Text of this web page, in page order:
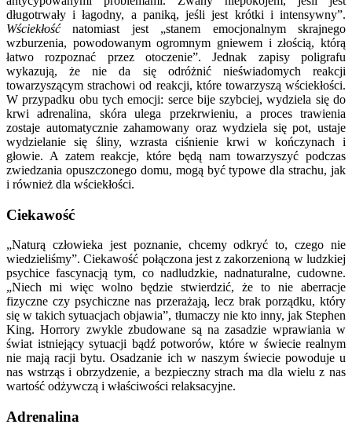
długotrwały i łagodny, a paniką, jeśli jest krótki i intensywny”.
Wściekłośćnatomiast jest „stanem emocjonalnym skrajnego
wzburzenia, powodowanym ogromnym gniewem i złością, którą
łatwo rozpoznać przez otoczenie”. Jednak zapisy poligrafu
wykazują, że nie da się odróżnić nieświadomych reakcji
towarzyszącym strachowi od reakcji, które towarzyszą wściekłości.
W przypadku obu tych emocji: serce bije szybciej, wydziela się do
krwi adrenalina, skóra ulega przekrwieniu, a proces trawienia
zostaje automatycznie zahamowany oraz wydziela się pot, ustaje
wydzielanie się śliny, wzrasta ciśnienie krwi w kończynach i
głowie. A zatem reakcje, które będą nam towarzyszyć podczas
zwiedzania opuszczonego domu, mogą być typowe dla strachu, jak
i również dla wściekłości.
Ciekawość
„Naturą człowieka jest poznanie, chcemy odkryć to, czego nie
wiedzieliśmy”. Ciekawość połączona jest z zakorzenioną w ludzkiej
psychice fascynacją tym, co nadludzkie, nadnaturalne, cudowne.
„Niech mi więc wolno będzie stwierdzić, że to nie aberracje
fizyczne czy psychiczne nas przerażają, lecz brak porządku, który
się w takich sytuacjach objawia”, tłumaczy nie kto inny, jak Stephen
King. Horrory zwykle zbudowane są na zasadzie wprawiania w
świat istniejący sytuacji bądź potworów, które w świecie realnym
nie mają racji bytu. Osadzanie ich w naszym świecie powoduje u
nas wstrząs i obrzydzenie, a bezpieczny strach ma dla wielu z nas
wartość odżywczą i właściwości relaksacyjne.
Adrenalina